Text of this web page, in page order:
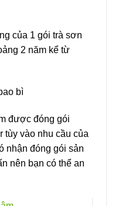
của 1 gói trà sơn
2 năm kể từ
bì
được đóng gói
tùy vào nhu cầu của
nhận đóng gói sản
nên bạn có thể an